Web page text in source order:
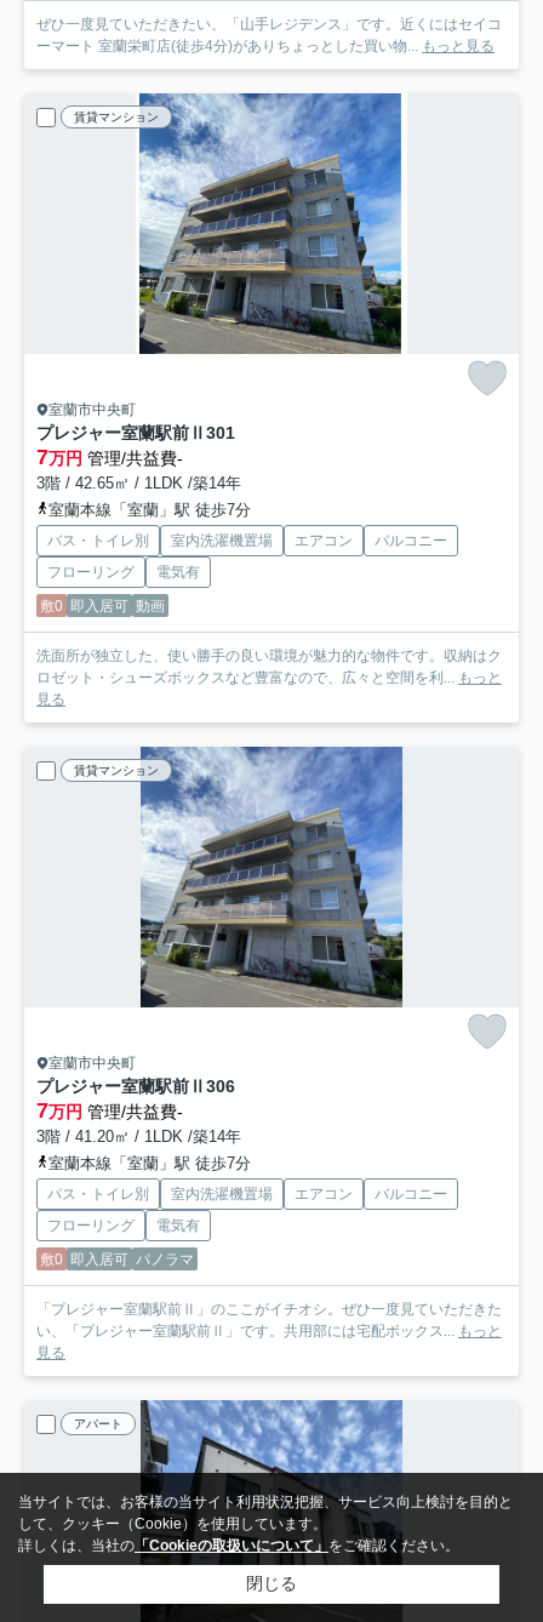
ぜひ一度見ていただきたい、「山手レジデンス」です。近くにはセイコ
ーマート 室蘭栄町店(徒歩4分)がありちょっとした買い物...
もっと見る
賃貸マンション
室蘭市中央町
プレジャー室蘭駅前Ⅱ 301
7万円 管理/共益費-
3階 / 42.65㎡ / 1LDK /築14年
室蘭本線「室蘭」駅 徒歩7分
バス・トイレ別 室内洗濯機置場 エアコン
バルコニー
フローリング
電気有
敷0 即入居可 動画
洗面所が独立した、使い勝手の良い環境が魅力的な物件です。収納はク
ロゼット・シューズボックスなど豊富なので、広々と空間を利...
もっと
見る
賃貸マンション
室蘭市中央町
プレジャー室蘭駅前Ⅱ 306
7万円 管理/共益費-
3階 / 41.20㎡ / 1LDK /築14年
室蘭本線「室蘭」駅 徒歩7分
バス・トイレ別 室内洗濯機置場 エアコン
バルコニー
フローリング
電気有
敷0 即入居可 パノラマ
「プレジャー室蘭駅前Ⅱ」のここがイチオシ。ぜひ一度見ていただきた
い、「プレジャー室蘭駅前Ⅱ」です。共用部には宅配ボックス... もっと
見る
アパート
当サイトでは、お客様の当サイト利用状況把握、サービス向上検討を目的と
して、クッキー（Cookie）を使用しています。
詳しくは、当社の 「Cookieの取扱いについて」 をご確認ください。
閉じる